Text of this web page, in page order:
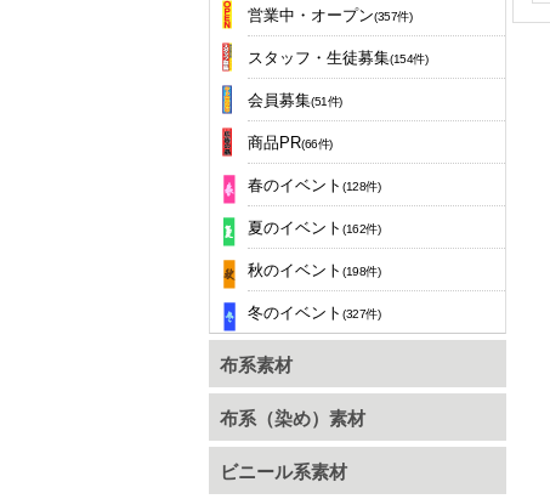
営業中・オープン(357件)
スタッフ・生徒募集(154件)
会員募集(51件)
商品PR(66件)
春のイベント (128件)
夏のイベント (162件)
秋のイベント (198件)
冬のイベント (327件)
布系素材
布系（染め）素材
ビニール系素材